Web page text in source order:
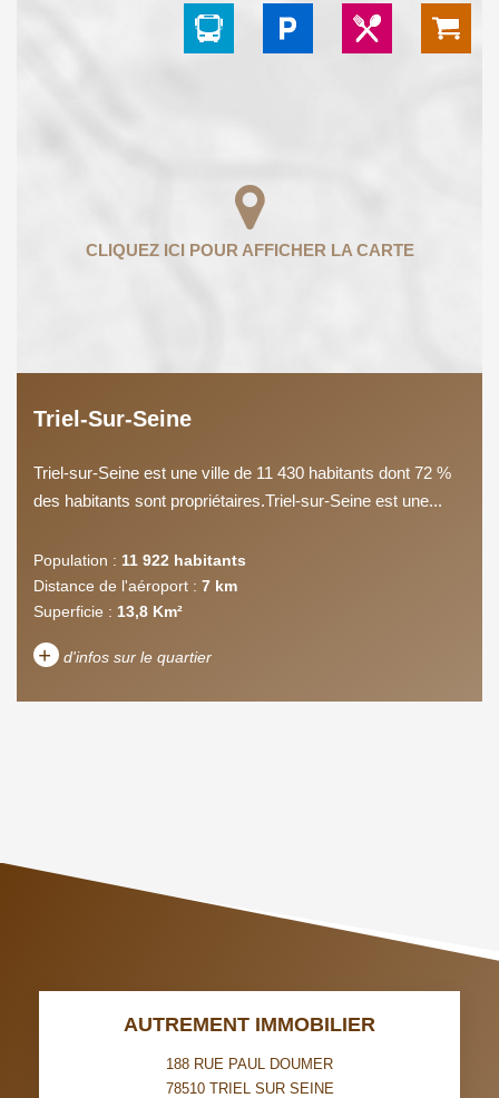
Triel-Sur-Seine
Triel-sur-Seine est une ville de 11 430 habitants dont 72 %
des habitants sont propriétaires.Triel-sur-Seine est une...
Population : 11 922 habitants
Distance de l'aéroport : 7 km
Superficie : 13,8 Km²
+ d'infos sur le quartier
TAUX DE PROPRIÉTAIRES
PART DES MÉNAGES SANS
AUTREMENT IMMOBILIER
188 RUE PAUL DOUMER
78510 TRIEL SUR SEINE